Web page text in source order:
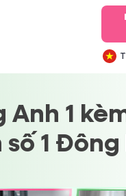
Anh 1
số 1